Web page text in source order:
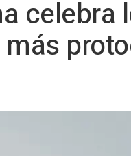
celebra